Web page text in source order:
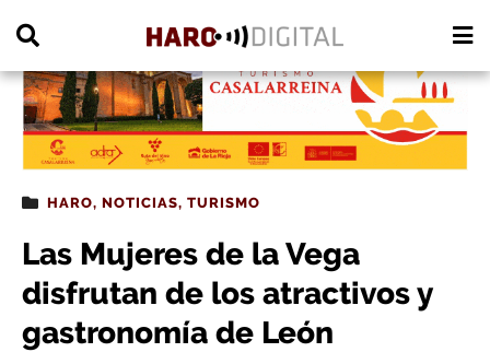
HARO, NOTICIAS, TURISMO
Las Mujeres de la Vega
disfrutan de los atractivos y
gastronomía de León